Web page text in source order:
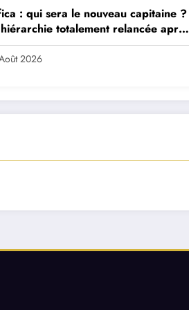
: qui sera le nouveau capitaine ?
totalement relancée après
départs majeurs
2026